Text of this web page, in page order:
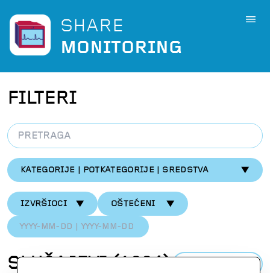
SHARE
MONITORING
FILTERI
KATEGORIJE | POTKATEGORIJE | SREDSTVA
IZVRŠIOCI OŠTEĆENI
SLUČAJEVI(1304)